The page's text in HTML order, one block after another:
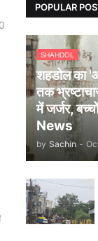
0
POPULAR
SHAHDOL
शहडोल का
तक
में जर्जर,
News
by Sachin -